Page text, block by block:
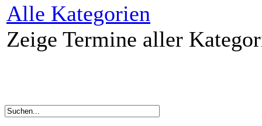
Alle Kategorien
Zeige Termine aller